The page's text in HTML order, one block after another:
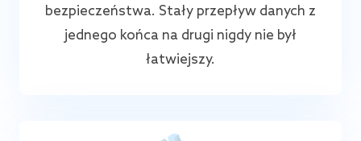
bezpieczeństwa. Stały przepływ danych z
jednego końca na drugi nigdy nie był
łatwiejszy.